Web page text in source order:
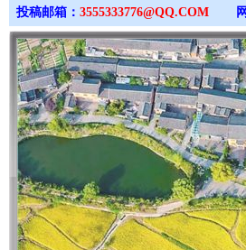
投稿邮箱： 3555333776@QQ.COM